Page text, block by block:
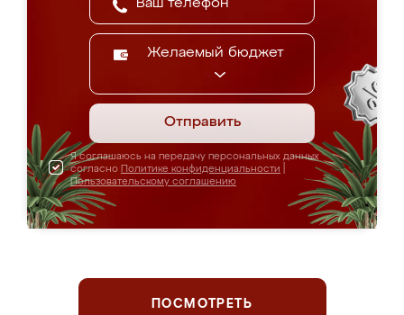
Желаемый бюджет
Отправить
Я соглашаюсь на передачу персональных данных
согласно Политике конфиденциальности
Пользовательскому соглашению
ПОСМОТРЕТЬ